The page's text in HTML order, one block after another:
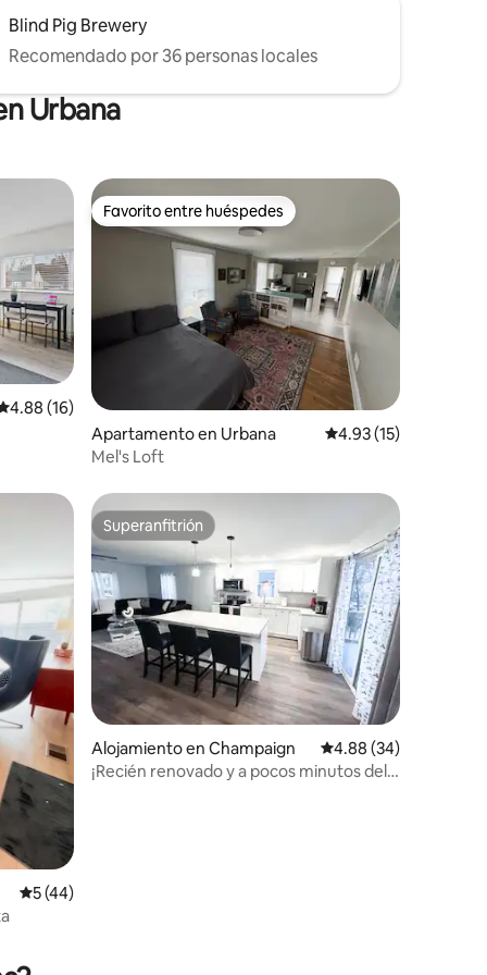
Blind Pig Brewery
Recomendado por 36 personas locales
Urbana
promedio: 4.88 de 5, 16 reseñas
4.88 (16)
Favorito entre huéspedes
Favorito entre huéspedes
Apartamento en Urbana Calificación
4.93 (15)
Mel's Loft
Calificación promedio: 5 de 5, 44 reseñas
5 (44)
Superanfitrión
Superanfitrión
Alojamiento en Champaign Calificación
4.88 (34)
¡Recién renovado y a pocos minutos del